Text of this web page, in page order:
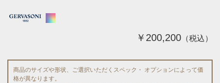
￥200,200 （税込）
商品のサイズや形状、ご選択いただくスペック・ オプションによって価
格が異なります。